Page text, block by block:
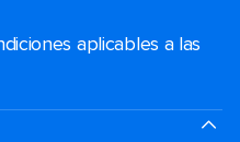
aplicables a las